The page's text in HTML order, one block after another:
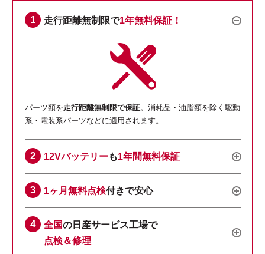
走行距離無制限で1年無料保証！
パーツ類を走行距離無制限で保証。消耗品・油脂類を除く駆動
系・電装系パーツなどに適用されます。
12Vバッテリーも1年間無料保証
1ヶ月無料点検付きで安心
全国の日産サービス工場で
点検＆修理